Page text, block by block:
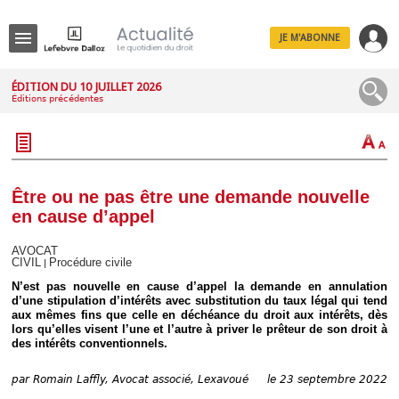
JE M'ABONNE
ÉDITION DU 10 JUILLET 2026
Éditions précédentes
Être ou ne pas être une demande nouvelle
en cause d’appel
AVOCAT
CIVIL
Procédure civile
N’est pas nouvelle en cause d’appel la demande en annulation
d’une stipulation d’intérêts avec substitution du taux légal qui tend
aux mêmes fins que celle en déchéance du droit aux intérêts, dès
lors qu’elles visent l’une et l’autre à priver le prêteur de son droit à
des intérêts conventionnels.
par Romain Laffly, Avocat associé, Lexavoué le 23 septembre 2022